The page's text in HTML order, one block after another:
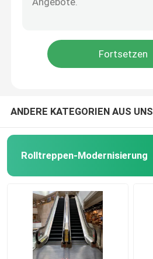
ANDERE KATEGORIEN AUS UNS
Rolltreppen-Modernisierung